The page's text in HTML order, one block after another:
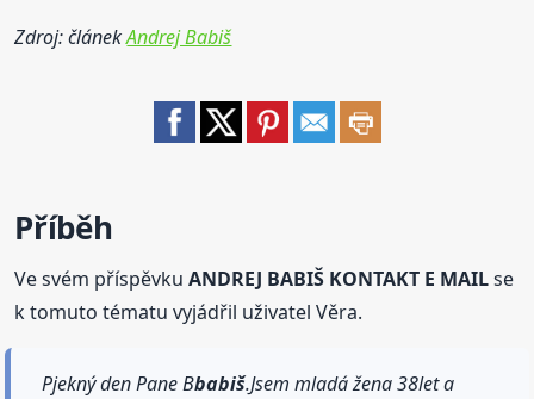
Zdroj: článekAndrej Babiš
Příběh
Ve svém příspěvkuANDREJ BABIŠ KONTAKT E MAILse
k tomuto tématu vyjádřil uživatel Věra.
Pjekný den Pane Bbabiš.Jsem mladá žena 38let a